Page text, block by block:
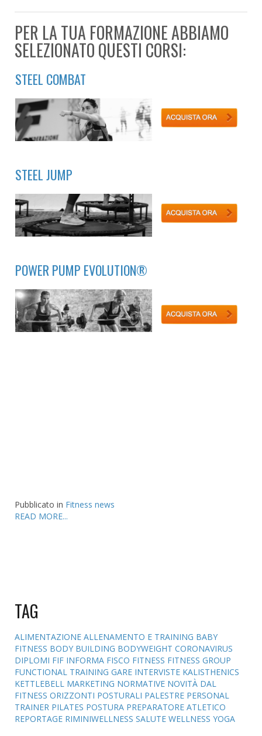
PER LA TUA FORMAZIONE ABBIAMO
SELEZIONATO QUESTI CORSI:
STEEL COMBAT
STEEL JUMP
POWER PUMP EVOLUTION®
Pubblicato in Fitness news
READ MORE...
TAG
ALIMENTAZIONE ALLENAMENTO E TRAINING BABY
FITNESS BODY BUILDING BODYWEIGHT CORONAVIRUS
DIPLOMI FIF INFORMA FISCO FITNESS FITNESS GROUP
FUNCTIONAL TRAINING GARE INTERVISTE KALISTHENICS
KETTLEBELL MARKETING NORMATIVE NOVITÀ DAL
FITNESS ORIZZONTI POSTURALI PALESTRE PERSONAL
TRAINER PILATES POSTURA PREPARATORE ATLETICO
REPORTAGE RIMINIWELLNESS SALUTE WELLNESS YOGA